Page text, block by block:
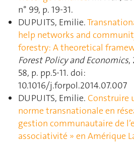
n° 99, p. 19‑31.
DUPUITS, Emilie.
help networks and
forestry: A theoretical
Forest Policy and Economics,
58, p. pp.5‑11. doi:
10.1016/j.forpol.2014.07.007
DUPUITS, Emilie. Construire
norme transnationale en
gestion communautaire de
associativité » en Amérique